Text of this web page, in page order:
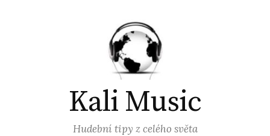
Kali Music
Hudební tipy z celého světa